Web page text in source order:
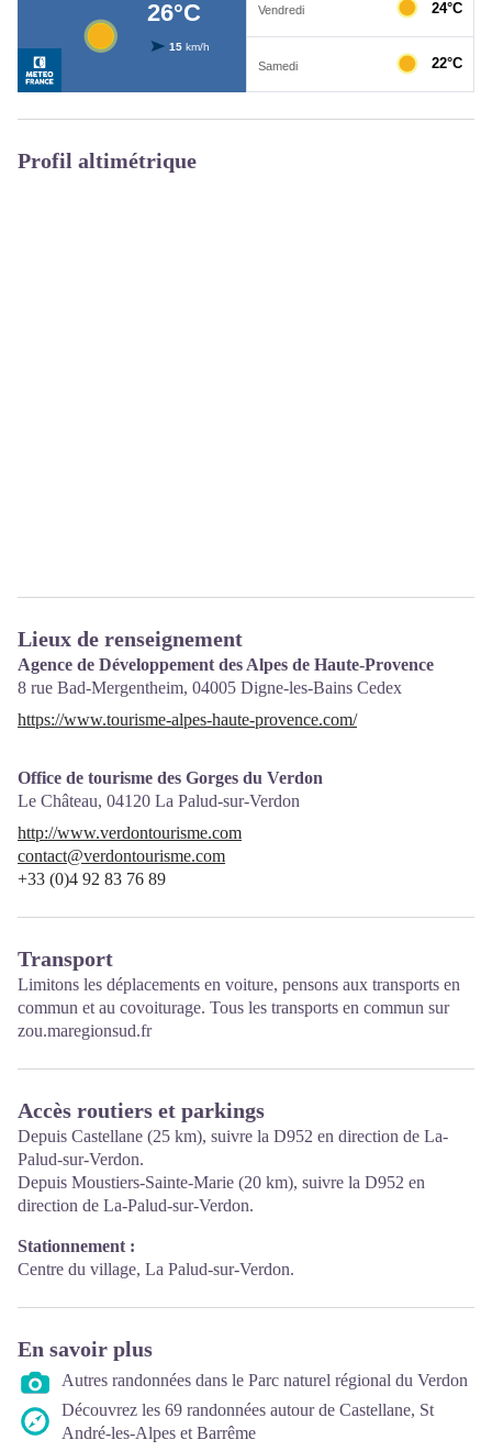
Profil altimétrique
Lieux de renseignement
Agence de Développement des Alpes de Haute-Provence
8 rue Bad-Mergentheim, 04005 Digne-les-Bains Cedex
https://www.tourisme-alpes-haute-provence.com/
Office de tourisme des Gorges du Verdon
Le Château, 04120 La Palud-sur-Verdon
http://www.verdontourisme.com
contact@verdontourisme.com
+33 (0)4 92 83 76 89
Transport
Limitons les déplacements en voiture, pensons aux transports en
commun et au covoiturage. Tous les transports en commun sur
zou.maregionsud.fr
Accès routiers et parkings
Depuis Castellane (25 km), suivre la D952 en direction de La-
Palud-sur-Verdon.
Depuis Moustiers-Sainte-Marie (20 km), suivre la D952 en
direction de La-Palud-sur-Verdon.
Stationnement :
Centre du village, La Palud-sur-Verdon.
En savoir plus
Autres randonnées dans le Parc naturel régional du Verdon
Découvrez les 69 randonnées autour de Castellane, St
André-les-Alpes et Barrême